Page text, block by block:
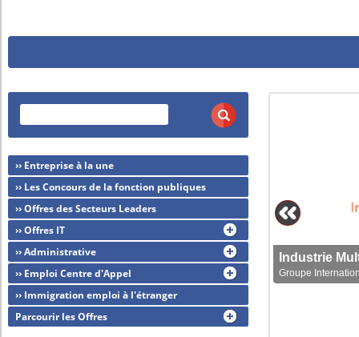
Groupe
›› Entreprise à la une
›› Les Concours de la fonction publiques
›› Offres des Secteurs Leaders
›› Offres IT
›› Administrative
›› Emploi Centre d'Appel
›› Immigration emploi à l'étranger
Parcourir les Offres